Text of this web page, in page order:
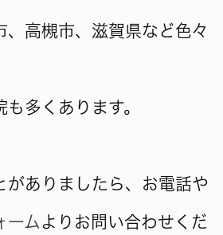
、高槻市、滋賀県など色々
多くあります。
がありましたら、お電話や
ームよりお問い合わせくだ